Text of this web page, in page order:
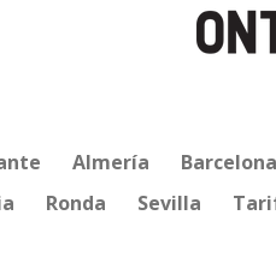
Almería Barcelona
Ronda Sevilla